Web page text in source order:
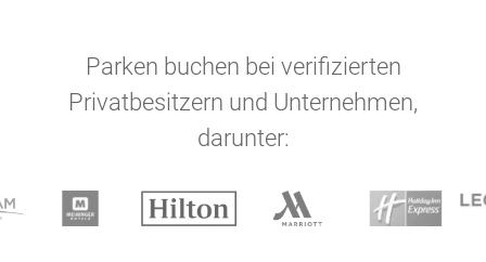
Parken buchen bei verifizierten
Privatbesitzern und Unternehmen,
darunter: